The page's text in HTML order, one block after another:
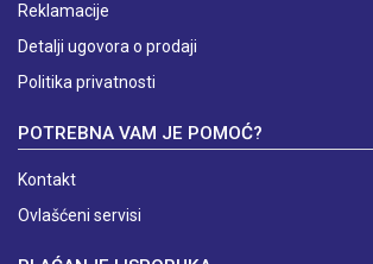
Reklamacije
Detalji ugovora o prodaji
Politika privatnosti
POTREBNA VAM JE POMOĆ?
Kontakt
Ovlašćeni servisi